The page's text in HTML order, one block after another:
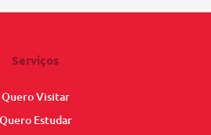
Serviços
Quero Visitar
Quero Estudar